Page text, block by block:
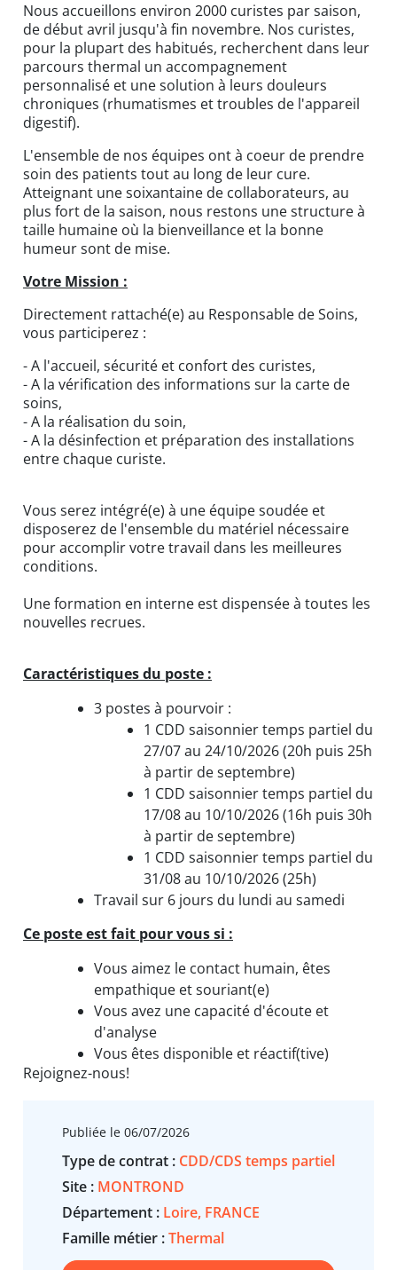
Nous accueillons environ 2000 curistes par saison,
de début avril jusqu'à fin novembre. Nos curistes,
pour la plupart des habitués, recherchent dans leur
parcours thermal un accompagnement
personnalisé et une solution à leurs douleurs
chroniques (rhumatismes et troubles de l'appareil
digestif).
L'ensemble de nos équipes ont à coeur de prendre
soin des patients tout au long de leur cure.
Atteignant une soixantaine de collaborateurs, au
plus fort de la saison, nous restons une structure à
taille humaine où la bienveillance et la bonne
humeur sont de mise.
Votre Mission :
Directement rattaché(e) au Responsable de Soins,
vous participerez :
- A l'accueil, sécurité et confort des curistes,
- A la vérification des informations sur la carte de
soins,
- A la réalisation du soin,
- A la désinfection et préparation des installations
entre chaque curiste.
Vous serez intégré(e) à une équipe soudée et
disposerez de l'ensemble du matériel nécessaire
pour accomplir votre travail dans les meilleures
conditions.
Une formation en interne est dispensée à toutes les
nouvelles recrues.
Caractéristiques du poste :
3 postes à pourvoir :
1 CDD saisonnier temps partiel du
27/07 au 24/10/2026 (20h puis 25h
à partir de septembre)
1 CDD saisonnier temps partiel du
17/08 au 10/10/2026 (16h puis 30h
à partir de septembre)
1 CDD saisonnier temps partiel du
31/08 au 10/10/2026 (25h)
Travail sur 6 jours du lundi au samedi
Ce poste est fait pour vous si :
Vous aimez le contact humain, êtes
empathique et souriant(e)
Vous avez une capacité d'écoute et
d'analyse
Vous êtes disponible et réactif(tive)
Rejoignez-nous!
Publiée le 06/07/2026
Type de contrat : CDD/CDS temps partiel
Site : MONTROND
Département : Loire, FRANCE
Famille métier :Thermal